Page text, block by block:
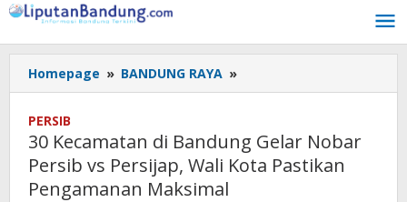
Lewati
konten
Homepage » BANDUNG RAYA »
Kecamatan
Bandung
Gelar
Nobar
PERSIB
30 Kecamatan di Bandung Gelar Nobar
Persib vs Persijap, Wali Kota Pastikan
Pengamanan Maksimal